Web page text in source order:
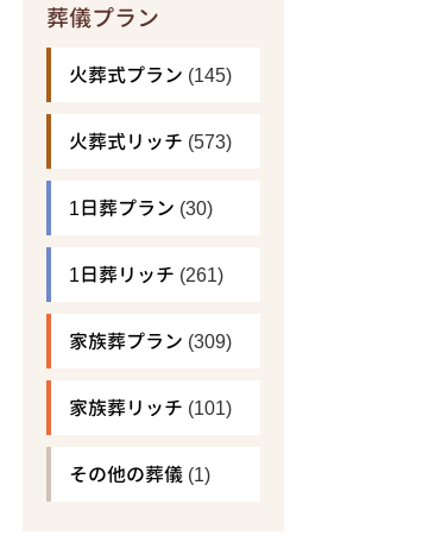
葬儀プラン
火葬式プラン (145)
火葬式リッチ (573)
1日葬プラン (30)
1日葬リッチ (261)
家族葬プラン (309)
家族葬リッチ (101)
その他の葬儀 (1)